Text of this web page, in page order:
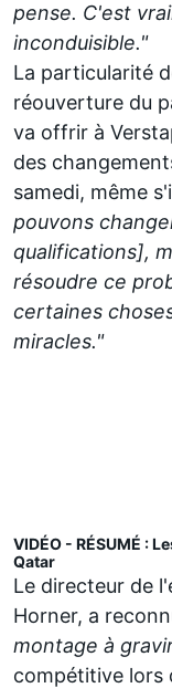
pense. C'est
inconduisible."
La particularité
réouverture du
va offrir à
des
samedi, même
pouvons
qualifications],
résoudre ce
certaines
miracles."
VIDÉO - RÉSUMÉ :
Qatar
Le directeur de
Horner, a
montage à
compétitive lors